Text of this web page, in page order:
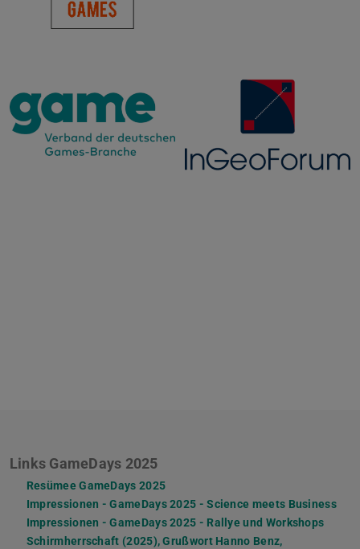
Links GameDays 2025
Resümee GameDays 2025
Impressionen - GameDays 2025 - Science meets Business
Impressionen - GameDays 2025 - Rallye und Workshops
Schirmherrschaft (2025), Grußwort Hanno Benz,